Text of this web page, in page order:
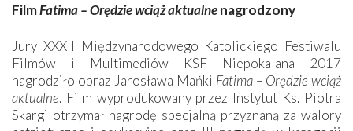
FilmFatima – Orędzie wciąż aktualnenagrodzony
Jury XXXII Międzynarodowego Katolickiego Festiwalu
Filmów i Multimediów KSF Niepokalana 2017
nagrodziło obraz Jarosława Mańki Fatima – Orędzie wciąż
aktualne. Film wyprodukowany przez Instytut Ks. Piotra
Skargi otrzymał nagrodę specjalną przyznaną za walory